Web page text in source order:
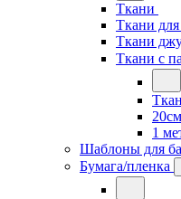
Ткани
Ткани
Ткани
Ткани с
1
Шаблоны для
Бумага/пленка